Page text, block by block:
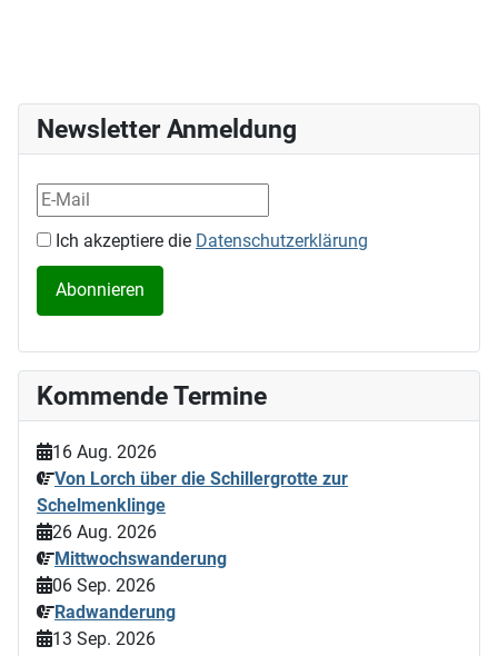
Newsletter Anmeldung
Ich akzeptiere die Datenschutzerklärung
Kommende Termine
16 Aug. 2026
Von Lorch über die Schillergrotte zur
Schelmenklinge
26 Aug. 2026
Mittwochswanderung
06 Sep. 2026
Radwanderung
13 Sep. 2026